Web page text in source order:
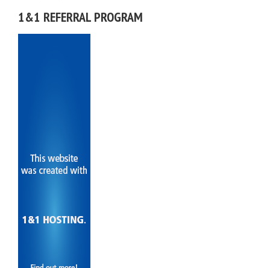
1&1 REFERRAL PROGRAM